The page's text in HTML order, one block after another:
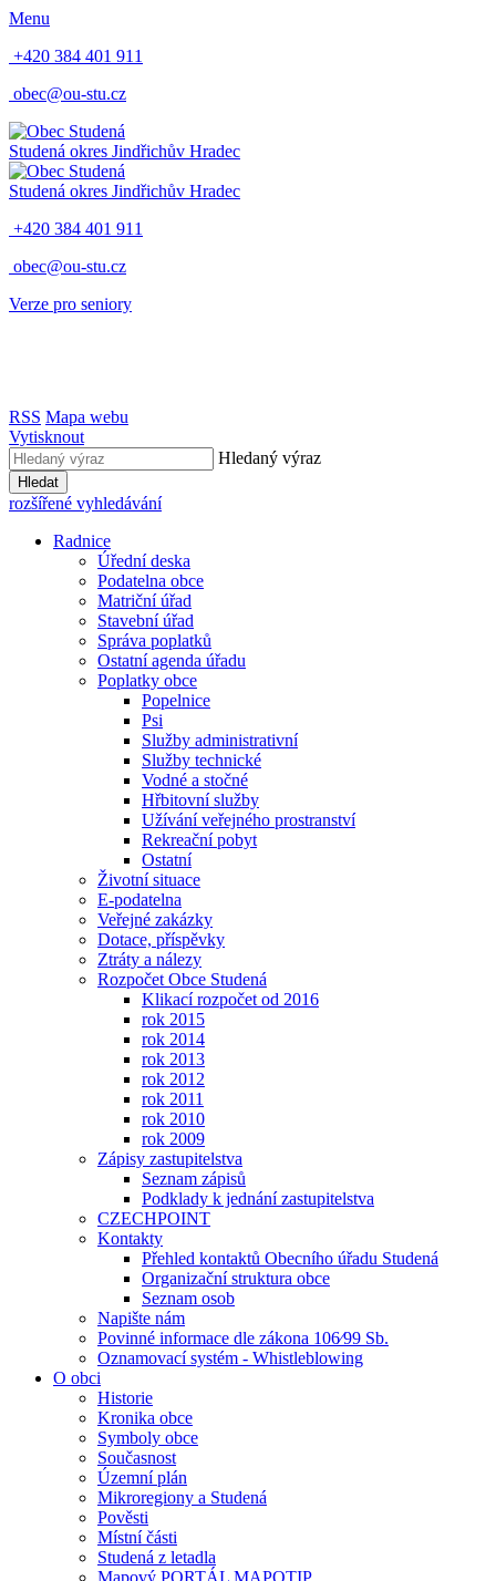
Menu
+420 384 401 911
obec@ou-stu.cz
Studená okres Jindřichův Hradec
Studená okres Jindřichův Hradec
+420 384 401 911
obec@ou-stu.cz
Verze pro seniory
RSS Mapa webu
Vytisknout
Hledaný výraz
Hledat
rozšířené vyhledávání
Radnice
Úřední deska
Podatelna obce
Matriční úřad
Stavební úřad
Správa poplatků
Ostatní agenda úřadu
Poplatky obce
Popelnice
Psi
Služby administrativní
Služby technické
Vodné a stočné
Hřbitovní služby
Užívání veřejného prostranství
Rekreační pobyt
Ostatní
Životní situace
E-podatelna
Veřejné zakázky
Dotace, příspěvky
Ztráty a nálezy
Rozpočet Obce Studená
Klikací rozpočet od 2016
rok 2015
rok 2014
rok 2013
rok 2012
rok 2011
rok 2010
rok 2009
Zápisy zastupitelstva
Seznam zápisů
Podklady k jednání zastupitelstva
CZECHPOINT
Kontakty
Přehled kontaktů Obecního úřadu Studená
Organizační struktura obce
Seznam osob
Napište nám
Povinné informace dle zákona 106⁄99 Sb.
Oznamovací systém - Whistleblowing
O obci
Historie
Kronika obce
Symboly obce
Současnost
Územní plán
Mikroregiony a Studená
Pověsti
Místní části
Studená z letadla
Mapový PORTÁL MAPOTIP